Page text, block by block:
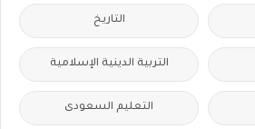
التاريخ
التربية الدينية الإسلامية
التعليم السعودى